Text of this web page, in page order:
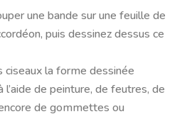
une bande sur une feuille de
puis dessinez dessus ce
ciseaux la forme dessinée
l’aide de peinture, de feutres, de
de gommettes ou